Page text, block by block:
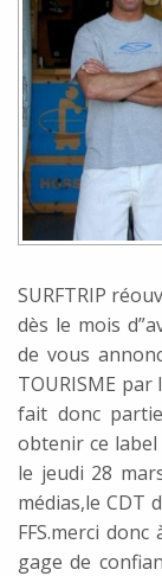
SURFTRIP
dès le mois
de vous
TOURISME par
fait donc
obtenir ce
le jeudi 28
médias,le CDT
FFS.merci
gage de